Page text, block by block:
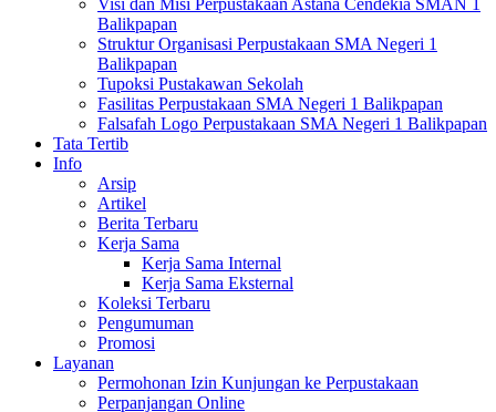
Visi dan Misi Perpustakaan Astana Cendekia SMAN 1
Balikpapan
Struktur Organisasi Perpustakaan SMA Negeri 1
Balikpapan
Tupoksi Pustakawan Sekolah
Fasilitas Perpustakaan SMA Negeri 1 Balikpapan
Falsafah Logo Perpustakaan SMA Negeri 1 Balikpapan
Tata Tertib
Info
Arsip
Artikel
Berita Terbaru
Kerja Sama
Kerja Sama Internal
Kerja Sama Eksternal
Koleksi Terbaru
Pengumuman
Promosi
Layanan
Permohonan Izin Kunjungan ke Perpustakaan
Perpanjangan Online